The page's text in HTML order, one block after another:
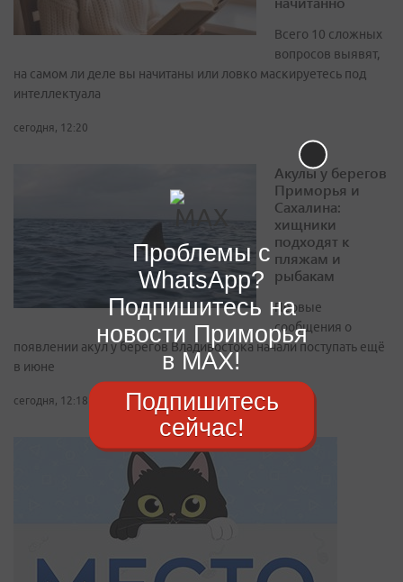
Всего 10 сложных
вопросов выявят,
на самом ли деле вы начитаны или ловко маскируетесь под
интеллектуала
сегодня, 12:20
Акулы у берегов
Приморья и
Сахалина:
хищники
подходят к
пляжам и
рыбакам
Первые
сообщения о
появлении акул у берегов Владивостока начали поступать ещё
в июне
сегодня, 12:18
Проблемы с
WhatsApp?
Подпишитесь на
новости Приморья
в MAX!
Подпишитесь
сейчас!